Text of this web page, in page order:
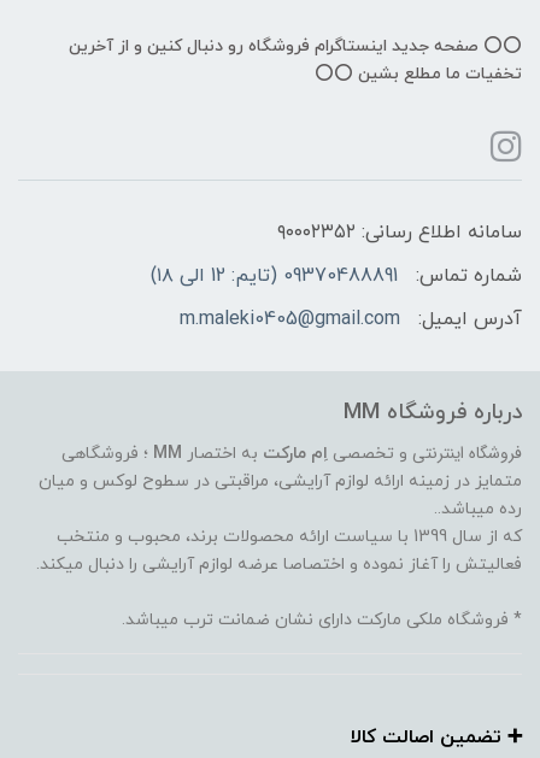
⭕️⭕️ صفحه جدید اینستاگرام فروشگاه رو دنبال کنین و از آخرین
تخفیات ما مطلع بشین ⭕️⭕️
سامانه اطلاع رسانی: ۹۰۰۰۲۳۵۲
شماره تماس:
09370488891 (تایم: 12 الی ۱۸)
آدرس ایمیل:
m.maleki0405@gmail.com
درباره فروشگاه MM
فروشگاه اینترنتی و تخصصی اِم مارکت به اختصار MM ؛ فروشگاهی
متمایز در زمینه ارائه لوازم آرایشی، مراقبتی در سطوح لوکس و میان
رده میباشد..
که از سال 1399 با سیاست ارائه محصولات برند، محبوب و منتخب
فعالیتش را آغاز نموده و اختصاصا عرضه لوازم آرایشی را دنبال میکند.
* فروشگاه ملکی مارکت دارای نشان ضمانت ترب میباشد.
➕️ تضمین اصالت کالا